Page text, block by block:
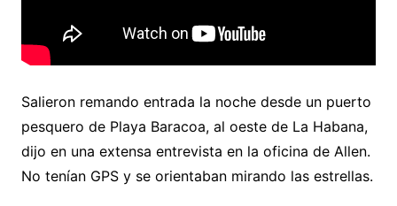
Salieron remando entrada la noche desde un puerto
pesquero de Playa Baracoa, al oeste de La Habana,
dijo en una extensa entrevista en la oficina de Allen.
No tenían GPS y se orientaban mirando las estrellas.